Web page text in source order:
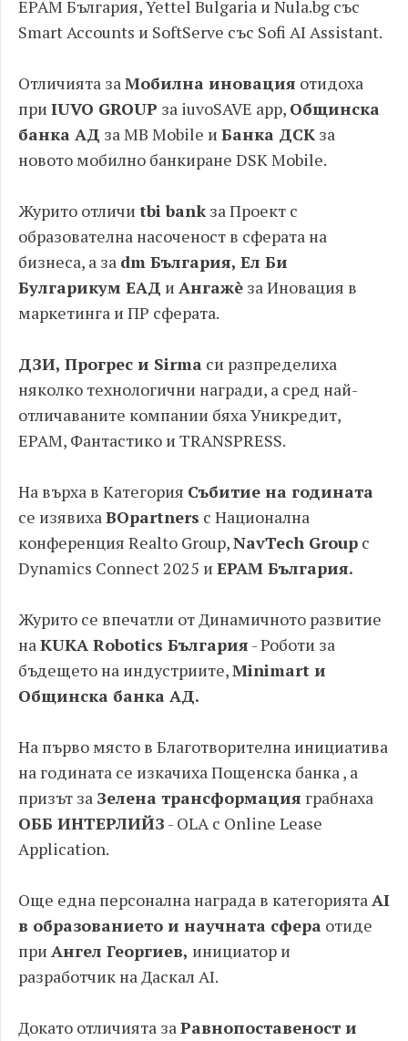
EPAM България, Yettel Bulgaria и Nula.bg със
Smart Accounts и SoftServe със Sofi AI Assistant.
Отличията заМобилна иновация отидоха
при IUVO GROUP за iuvoSAVE app, Общинска
банка АД за MB Mobile и Банка ДСК за
новото мобилно банкиране DSK Mobile.
Журито отличи tbi bankза Проект с
образователна насоченост в сферата на
бизнеса, а за dm България, Ел Би
Булгарикум ЕАД и Ангажè за Иновация в
маркетинга и ПР сферата.
ДЗИ, Прогрес и Sirma си разпределиха
няколко технологични награди, а сред най-
отличаваните компании бяха Уникредит,
EPAM, Фантастико и TRANSPRESS.
На върха в Категория Събитие на годината
се изявихаBOpartners с Национална
конференция Realto Group,NavTech Group с
Dynamics Connect 2025 и EPAM България.
Журито се впечатли от Динамичното развитие
наKUKA Robotics България - Роботи за
бъдещето на индустриите,Minimart и
Общинска банка АД.
На първо място в Благотворителна инициатива
на годината се изкачиха Пощенска банка , а
призът за Зелена трансформация грабнаха
ОББ ИНТЕРЛИЙЗ - OLA с Online Lease
Application.
Още една персонална награда в категориятаAI
в образованието и научната сфера отиде
при Ангел Георгиев, инициатор и
разработчик на Даскал AI.
Докато отличията заРавнопоставеност и